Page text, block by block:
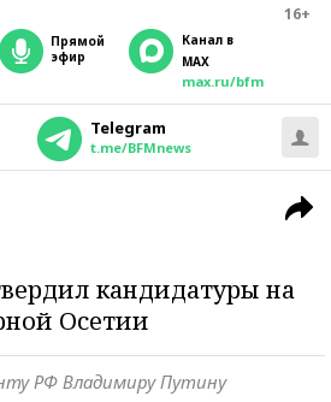
16+
прямой
эфир
Канал в
MAX
max.ru/bfm
Telegram
t.me/BFMnews
кандидатуры на
Осетии
РФ Владимиру Путину